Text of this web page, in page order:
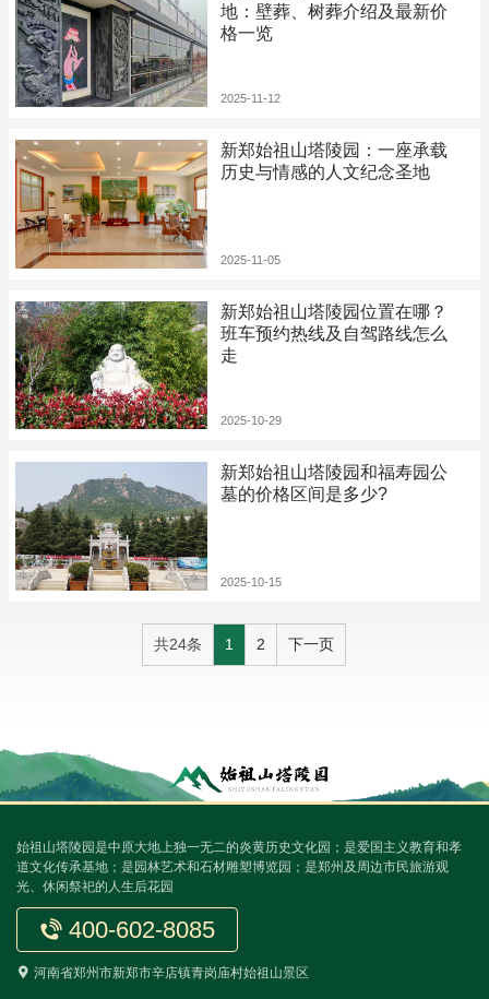
地：壁葬、树葬介绍及最新价
格一览
2025-11-12
新郑始祖山塔陵园：一座承载
历史与情感的人文纪念圣地
2025-11-05
新郑始祖山塔陵园位置在哪？
班车预约热线及自驾路线怎么
走
2025-10-29
新郑始祖山塔陵园和福寿园公
墓的价格区间是多少?
2025-10-15
共24条 1 2 下一页
始祖山塔陵园是中原大地上独一无二的炎黄历史文化园；是爱国主义教育和孝
道文化传承基地；是园林艺术和石材雕塑博览园；是郑州及周边市民旅游观
光、休闲祭祀的人生后花园
400-602-8085
河南省郑州市新郑市辛店镇青岗庙村始祖山景区